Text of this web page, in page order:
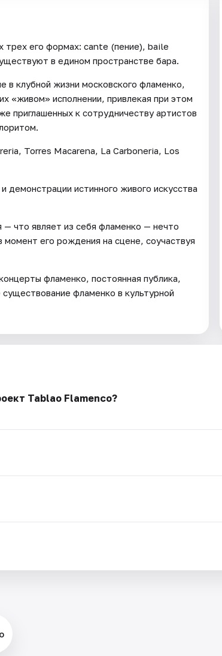
трех его формах: cante (пение), baile
в едином пространстве бара.
в клубной жизни московского фламенко,
«живом» исполнении, привлекая при этом
приглашенных к сотрудничеству артистов
Torres Macarena, La Carboneria, Los
истинного живого искусства
— что являет из себя фламенко — нечто
его рождения на сцене, соучаствуя
фламенко, постоянная публика,
фламенко в культурной
Tablao Flamenсo?